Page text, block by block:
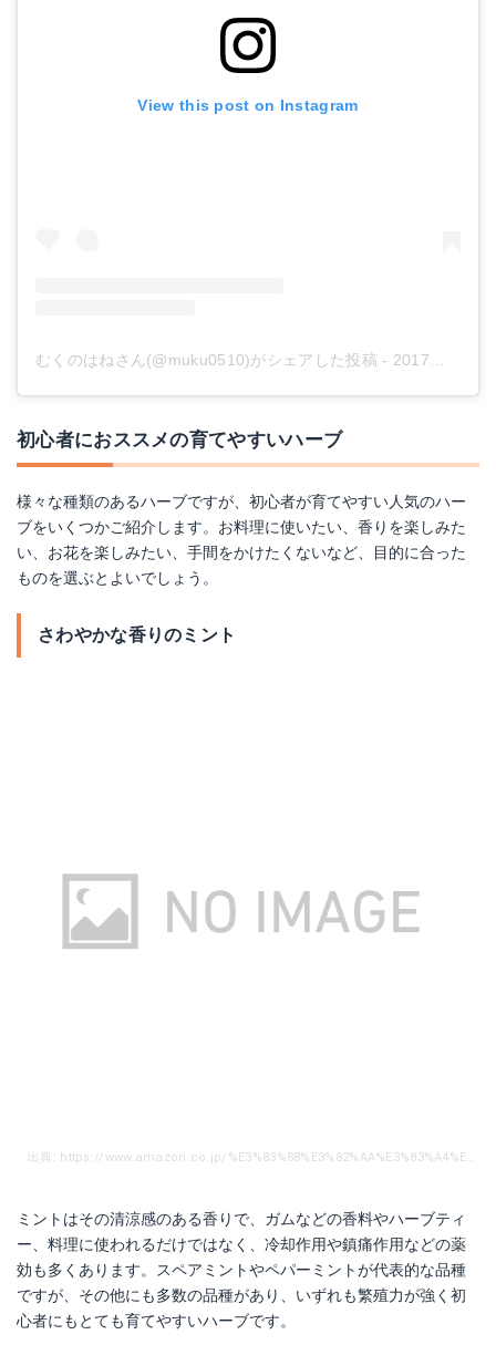
View this post on Instagram
むくのはねさん(@muku0510)がシェアした投稿 - 2017年 7月月10日午後5時54分PDT
初心者におススメの育てやすいハーブ
様々な種類のあるハーブですが、初心者が育てやすい人気のハー
ブをいくつかご紹介します。お料理に使いたい、香りを楽しみた
い、お花を楽しみたい、手間をかけたくないなど、目的に合った
ものを選ぶとよいでしょう。
さわやかな香りのミント
ミントはその清涼感のある香りで、ガムなどの香料やハーブティ
ー、料理に使われるだけではなく、冷却作用や鎮痛作用などの薬
効も多くあります。スペアミントやペパーミントが代表的な品種
ですが、その他にも多数の品種があり、いずれも繁殖力が強く初
心者にもとても育てやすいハーブです。